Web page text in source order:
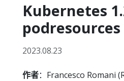
Kubernetes
podresources
2023.08.23
作者：Francesco Romani